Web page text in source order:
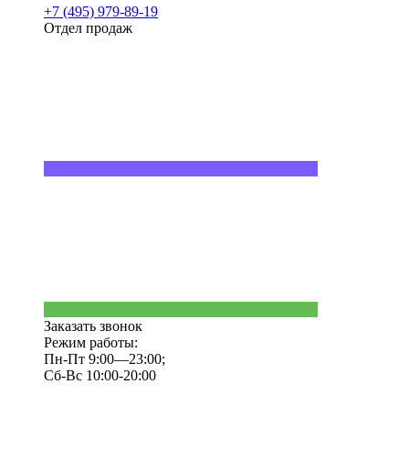
+7 (495) 979-89-19
Отдел продаж
Заказать звонок
Режим работы:
Пн-Пт 9:00—23:00;
Сб-Вс 10:00-20:00